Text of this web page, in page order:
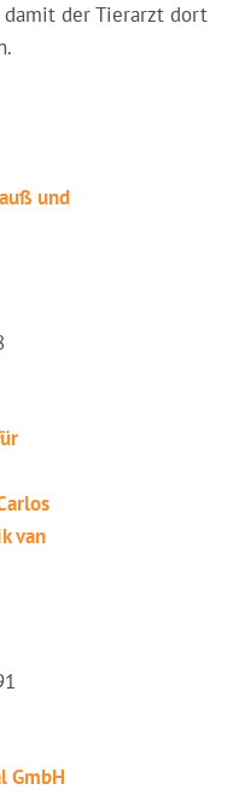
damit der Tierarzt dort
und
van
GmbH